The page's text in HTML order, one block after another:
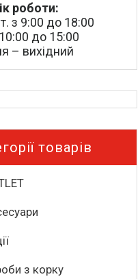
роботи:
з 9:00 до 18:00
до 15:00
– вихідний
товарів
з корку